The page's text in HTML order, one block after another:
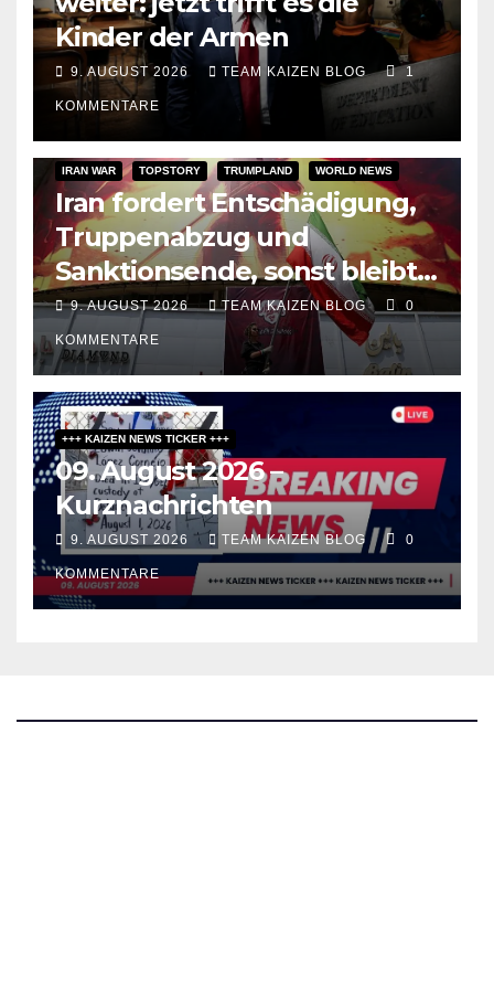
Kinder der Armen
9. AUGUST 2026 TEAM KAIZEN BLOG 1
KOMMENTARE
IRAN WAR TOPSTORY TRUMPLAND WORLD NEWS
Iran fordert Entschädigung,
Truppenabzug und
Sanktionsende, sonst bleibt
Hormus zu
9. AUGUST 2026 TEAM KAIZEN BLOG 0
KOMMENTARE
+++ KAIZEN NEWS TICKER +++
09. August 2026 –
Kurznachrichten
9. AUGUST 2026 TEAM KAIZEN BLOG 0
KOMMENTARE